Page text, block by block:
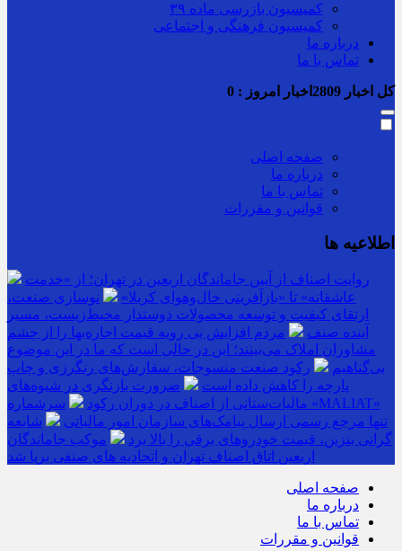
کمیسیون بازرسی ماده ۳۹
کمیسیون فرهنگی و اجتماعی
درباره ما
تماس با ما
کل اخبار اخبار امروز : 0
صفحه اصلی
درباره ما
تماس با ما
قوانین و مقررات
اطلاعیه ها
روایت اصناف از آیین جاماندگان اربعین در تهران؛ از «خدمت
عاشقانه» تا «بازآفرینی حال‌وهوای کربلا»
نوسازی صنعت،
ارتقای کیفیت و توسعه محصولات دوستدار محیط‌زیست، مسیر
آینده صنف
مردم افزایش بی رویه قیمت اجاره‌بها را از چشم
مشاوران املاک می‌بینند؛ این در حالی است که ما در این موضوع
بی‌گناهیم
رکود صنعت منسوجات، سفارش‌های رنگرزی و چاپ
پارچه را کاهش داده است
ضرورت بازنگری در شیوه‌های
مالیات‌ستانی از اصناف در دوران رکود
سرشماره «MALIAT»
تنها مرجع رسمی ارسال پیامک‌های سازمان امور مالیاتی
شایعه
گرانی بنزین، قیمت خودروهای برقی را بالا برد
موکب جاماندگان
اربعین اتاق اصناف تهران و اتحادیه های صنفی برپا شد
صفحه اصلی
درباره ما
تماس با ما
قوانین و مقررات